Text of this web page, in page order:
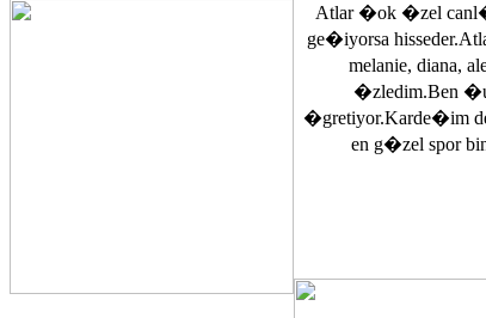
Atlar �ok �zel
ge�iyorsa
melanie, diana,
�zledim.Ben
�gretiyor.Karde�im
en g�zel spor